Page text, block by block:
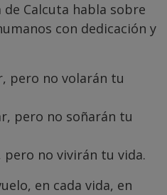
Calcuta habla sobre
con dedicación y
pero no volarán tu
pero no soñarán tu
pero no vivirán tu vida.
en cada vida, en